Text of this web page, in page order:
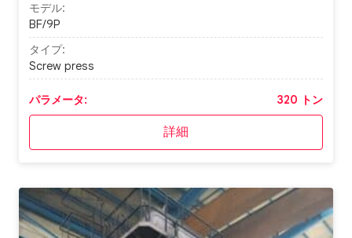
モデル:
BF/9P
タイプ:
Screw press
パラメータ: 320 トン
詳細